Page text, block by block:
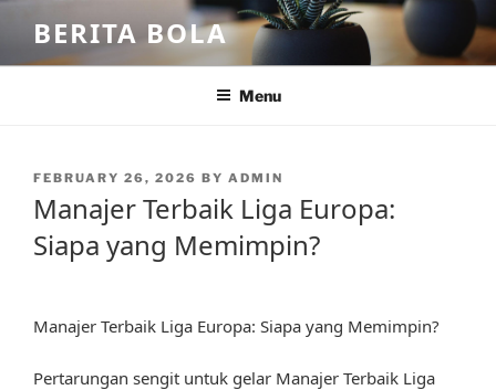
content
BERITA BOLA
Menu
POSTED
FEBRUARY 26, 2026 BY ADMIN
Manajer Terbaik Liga Europa:
Siapa yang Memimpin?
Manajer Terbaik Liga Europa: Siapa yang Memimpin?
Pertarungan sengit untuk gelar Manajer Terbaik Liga